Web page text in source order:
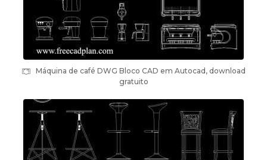
Máquina de café DWG Bloco CAD em Autocad, download
gratuito